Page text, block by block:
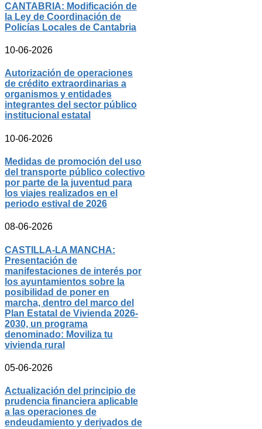
CANTABRIA: Modificación de
la Ley de Coordinación de
Policías Locales de Cantabria
10-06-2026
Autorización de operaciones
de crédito extraordinarias a
organismos y entidades
integrantes del sector público
institucional estatal
10-06-2026
Medidas de promoción del uso
del transporte público colectivo
por parte de la juventud para
los viajes realizados en el
periodo estival de 2026
08-06-2026
CASTILLA-LA MANCHA:
Presentación de
manifestaciones de interés por
los ayuntamientos sobre la
posibilidad de poner en
marcha, dentro del marco del
Plan Estatal de Vivienda 2026-
2030, un programa
denominado: Moviliza tu
vivienda rural
05-06-2026
Actualización del principio de
prudencia financiera aplicable
a las operaciones de
endeudamiento y derivados de